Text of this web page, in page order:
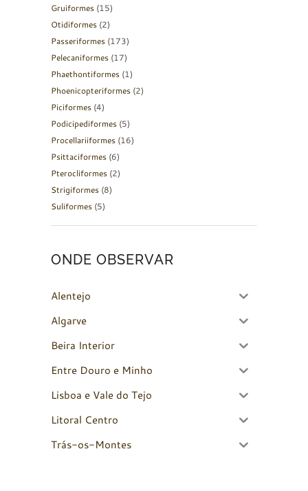
Gruiformes (15)
Otidiformes (2)
Passeriformes (173)
Pelecaniformes (17)
Phaethontiformes (1)
Phoenicopteriformes (2)
Piciformes (4)
Podicipediformes (5)
Procellariiformes (16)
Psittaciformes (6)
Pterocliformes (2)
Strigiformes (8)
Suliformes (5)
ONDE OBSERVAR
Alentejo
Algarve
Beira Interior
Entre Douro e Minho
Lisboa e Vale do Tejo
Litoral Centro
Trás-os-Montes